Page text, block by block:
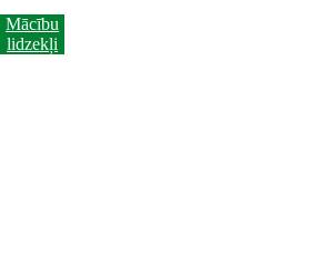
Mācību
lidzekļi